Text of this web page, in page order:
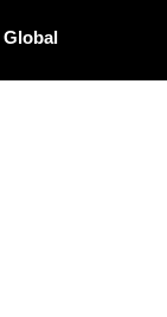
Global